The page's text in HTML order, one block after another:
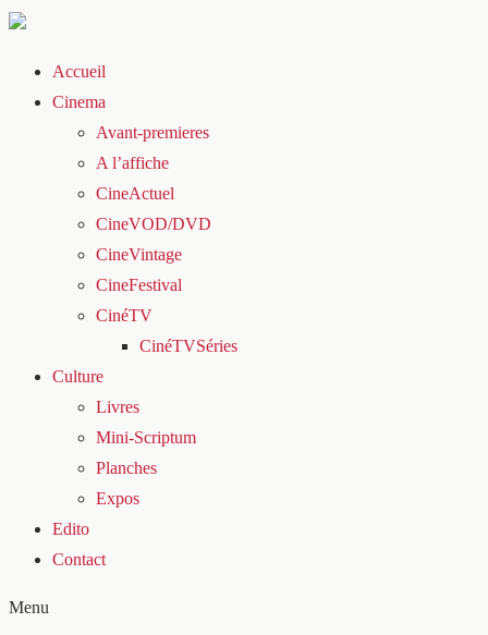
Accueil
Cinema
Avant-premieres
A l’affiche
CineActuel
CineVOD/DVD
CineVintage
CineFestival
CinéTV
CinéTVSéries
Culture
Livres
Mini-Scriptum
Planches
Expos
Edito
Contact
Menu